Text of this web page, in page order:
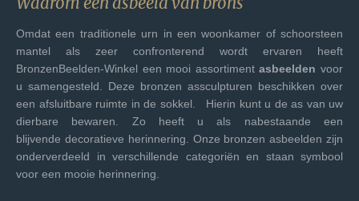
Omdat een traditionele urn in een woonkamer of schoorsteen
mantel als zeer confronterend wordt ervaren heeft
BronzenBeelden-Winkel een mooi assortimentasbeelden voor
u samengesteld. Deze bronzen assculpturen beschikken over
een afsluitbare ruimte in de sokkel. Hierin kunt u de as van uw
dierbare bewaren. Zo heeft u als nabestaande een
blijvende decoratieve herinnering. Onze bronzen asbeelden zijn
onderverdeeld in verschillende categoriën en staan symbool
voor een mooie herinnering.